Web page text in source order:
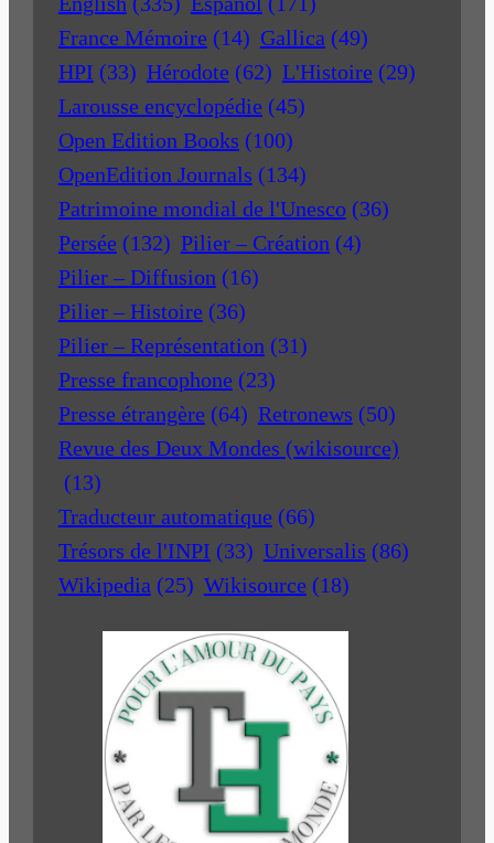
France Mémoire (14) Gallica (49)
HPI (33) Hérodote (62) L'Histoire (29)
Larousse encyclopédie (45)
Open Edition Books (100)
OpenEdition Journals (134)
Patrimoine mondial de l'Unesco (36)
Persée (132) Pilier – Création (4)
Pilier – Diffusion (16)
Pilier – Histoire (36)
Pilier – Représentation (31)
Presse francophone (23)
Presse étrangère (64) Retronews (50)
Revue des Deux Mondes (wikisource)
(13)
Traducteur automatique (66)
Trésors de l'INPI (33) Universalis (86)
Wikipedia (25) Wikisource (18)